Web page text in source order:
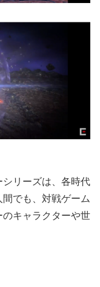
リーズは、各時代
でも、対戦ゲーム
キャラクターや世